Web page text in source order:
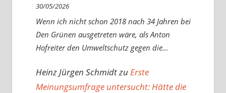
30/05/2026
Wenn ich nicht schon 2018 nach 34 Jahren bei
Den Grünen ausgetreten wäre, als Anton
Hofreiter den Umweltschutz gegen die…
Heinz Jürgen Schmidtzu Erste
Meinungsumfrage untersucht: Hätte die